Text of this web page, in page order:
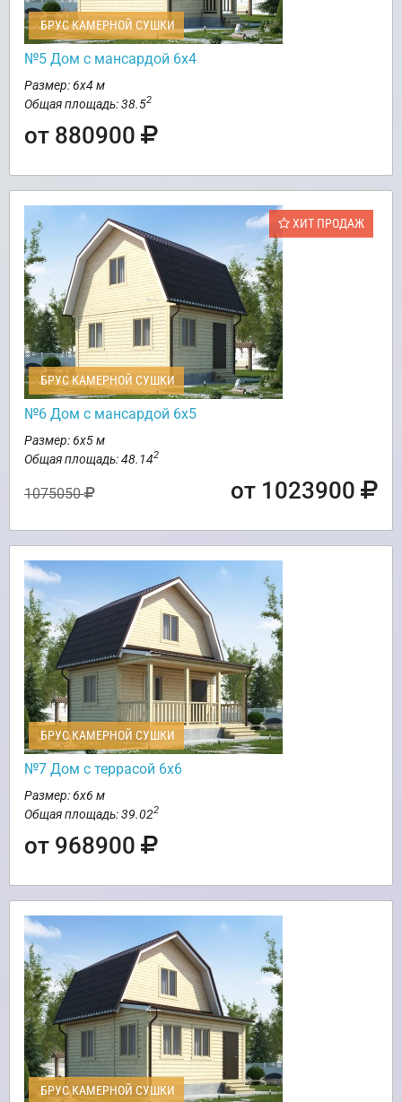
БРУС КАМЕРНОЙ СУШКИ
№5 Дом с мансардой 6х4
Размер: 6х4 м
Общая площадь: 38.52
от 880900
ХИТ ПРОДАЖ
БРУС КАМЕРНОЙ СУШКИ
№6 Дом с мансардой 6х5
Размер: 6х5 м
Общая площадь: 48.142
1075050 от 1023900
БРУС КАМЕРНОЙ СУШКИ
№7 Дом с террасой 6х6
Размер: 6х6 м
Общая площадь: 39.022
от 968900
БРУС КАМЕРНОЙ СУШКИ